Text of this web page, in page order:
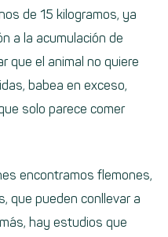
de 15 kilogramos, ya
a la acumulación de
que el animal no quiere
babea en exceso,
solo parece comer
encontramos flemones,
que pueden conllevar a
hay estudios que